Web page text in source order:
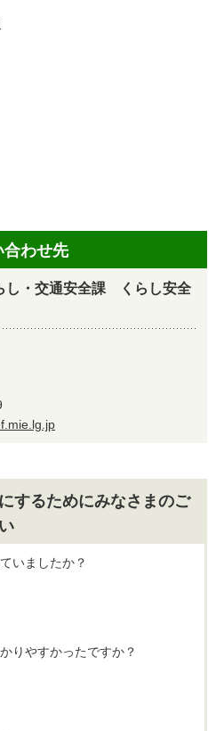
合わせ先
・交通安全課 くらし安全
するためにみなさまのご
いましたか？
りやすかったですか？